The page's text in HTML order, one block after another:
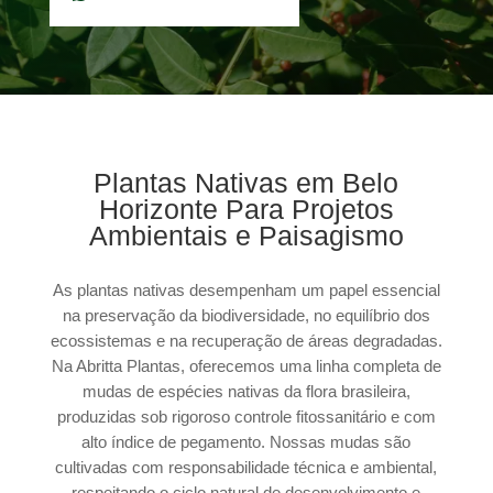
Plantas Nativas em Belo
Horizonte Para Projetos
Ambientais e Paisagismo
As plantas nativas desempenham um papel essencial
na preservação da biodiversidade, no equilíbrio dos
ecossistemas e na recuperação de áreas degradadas.
Na Abritta Plantas, oferecemos uma linha completa de
mudas de espécies nativas da flora brasileira,
produzidas sob rigoroso controle fitossanitário e com
alto índice de pegamento. Nossas mudas são
cultivadas com responsabilidade técnica e ambiental,